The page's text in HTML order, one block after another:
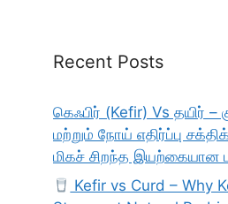
Recent Posts
கெஃபிர் (Kefir) Vs தயிர்
மற்றும் நோய் எதிர்ப்பு
மிகச் சிறந்த இயற்கையான
Kefir vs Curd – Why